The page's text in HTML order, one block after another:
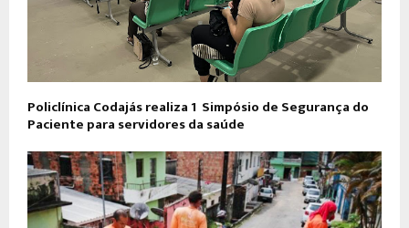
Policlínica Codajás realiza 1º Simpósio de Segurança do
Paciente para servidores da saúde